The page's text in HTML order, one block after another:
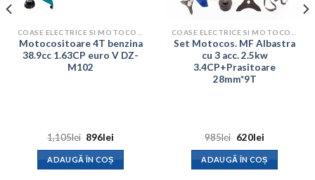
Motocositoare 4T benzina
38.9cc 1.63CP euro V DZ-
M102
1,105lei Prețul
a
fost:
1,105lei.
896lei
ADAUGĂ ÎN COȘ
Set Motocos. MF Albastra
cu 3 acc. 2.5kw
3.4CP+Prasitoare
28mm*9T
985lei Prețul
a
fost:
985lei.
620leiPrețul
este:
620lei.
ADAUGĂ ÎN COȘ